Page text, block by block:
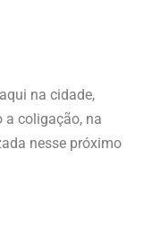
na cidade,
coligação, na
nesse próximo